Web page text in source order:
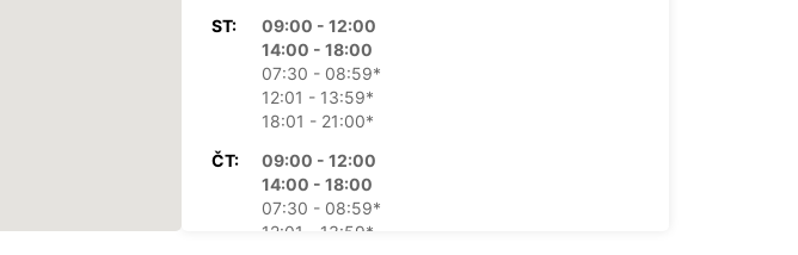
ST:
09:00 - 12:00
14:00 - 18:00
07:30 - 08:59*
12:01 - 13:59*
18:01 - 21:00*
ČT:
09:00 - 12:00
14:00 - 18:00
07:30 - 08:59*
12:01 - 13:59*